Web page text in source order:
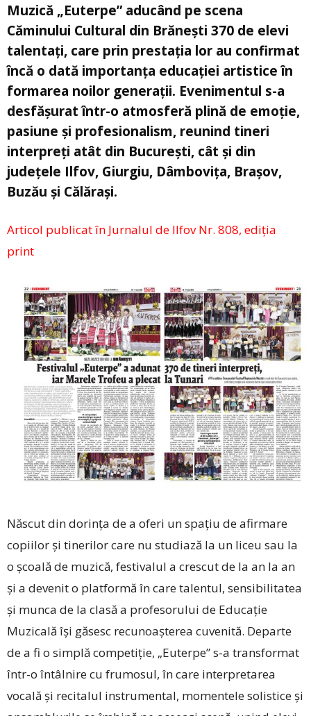
Muzică „Euterpe” aducând pe scena
Căminului Cultural din Brănești 370 de elevi
talentați, care prin prestația lor au confirmat
încă o dată importanța educației artistice în
formarea noilor generații. Evenimentul s-a
desfășurat într-o atmosferă plină de emoție,
pasiune și profesionalism, reunind tineri
interpreți atât din București, cât și din
județele Ilfov, Giurgiu, Dâmbovița, Brașov,
Buzău și Călărași.
Articol publicat în Jurnalul de Ilfov Nr. 808, ediția
print
Născut din dorința de a oferi un spațiu de afirmare
copiilor și tinerilor care nu studiază la un liceu sau la
o școală de muzică, festivalul a crescut de la an la an
și a devenit o platformă în care talentul, sensibilitatea
și munca de la clasă a profesorului de Educație
Muzicală își găsesc recunoașterea cuvenită. Departe
de a fi o simplă competiție, „Euterpe” s-a transformat
într-o întâlnire cu frumosul, în care interpretarea
vocală și recitalul instrumental, momentele solistice și